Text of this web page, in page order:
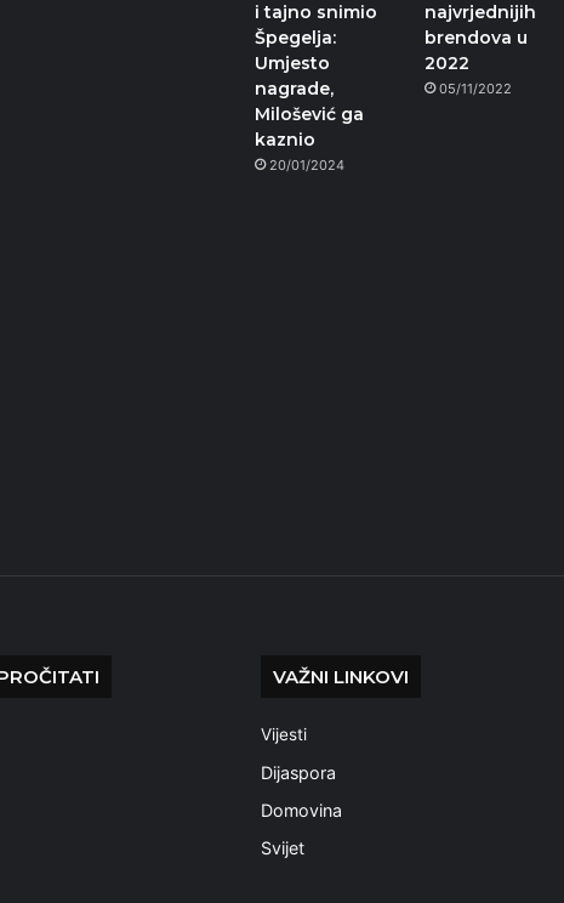
i tajno snimio
Špegelja:
Umjesto
nagrade,
Milošević ga
kaznio
20/01/2024
najvrjednijih
brendova u
2022
05/11/2022
VAŽNI LINKOVI
Vijesti
Dijaspora
Domovina
Svijet